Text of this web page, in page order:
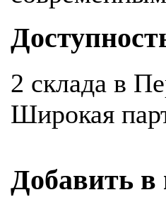
2 склада в
Широкая
Добавить в